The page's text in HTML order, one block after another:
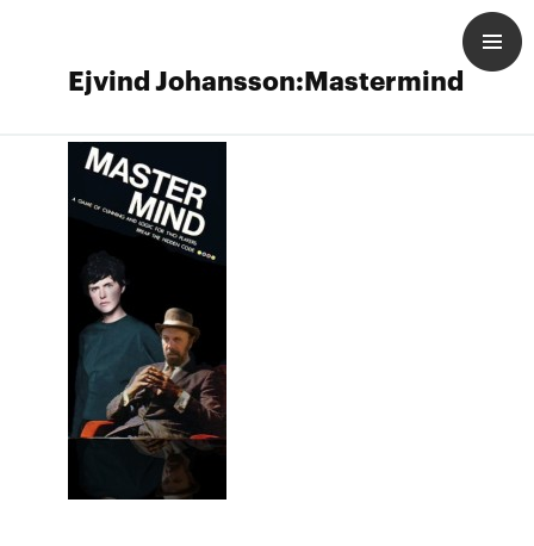
Ejvind Johansson:Mastermind